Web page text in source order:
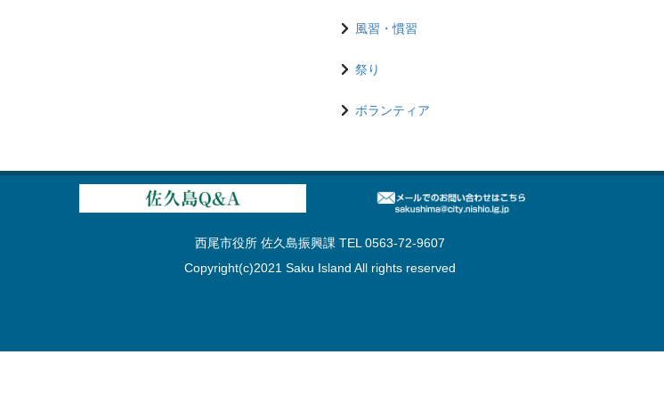
風習・慣習
祭り
ボランティア
西尾市役所 佐久島振興課 TEL 0563-72-9607
Copyright(c)2021 Saku Island All rights reserved